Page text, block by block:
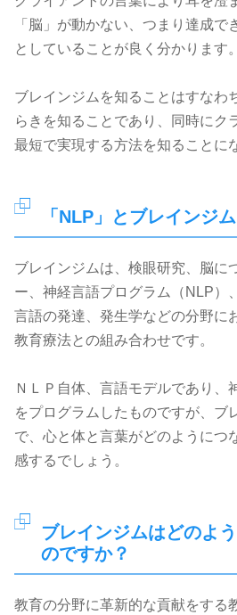
「脳」が動かない、つまり達成で
としていることが良く分かります。
ブレインジムを知ることはすなわ
らきを知ることであり、同時にク
最短で実現する方法を知ることに
「NLP」とブレインジム
ブレインジムは、検眼研究、脳に
ー、神経言語プログラム（NLP）
言語の発達、発生学などの分野に
教育療法との組み合わせです。
ＮＬＰ自体、言語モデルであり、
をプログラムしたものですが、ブ
で、心と体と言葉がどのようにつ
感するでしょう。
ブレインジムはどのよ
のですか？
教育の分野に革新的な貢献をする